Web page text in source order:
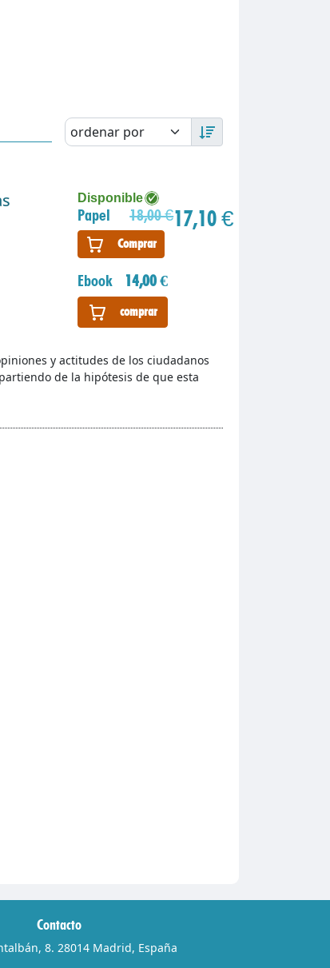
Disponible
Papel 18,00 €17,10 €
Comprar
Ebook 14,00 €
comprar
y actitudes de los ciudadanos
de la hipótesis de que esta
Contacto
8. 28014 Madrid, España